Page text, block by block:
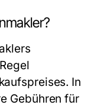
In
Gebühren für